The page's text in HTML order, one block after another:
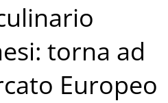
torna ad
Europeo